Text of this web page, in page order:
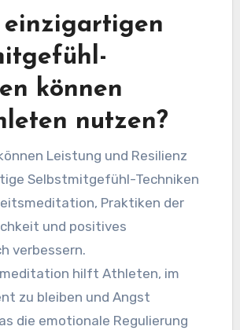
die Athleten ermutigt,
anzunehmen und aus
lernen.
einzigartigen
können
nutzen?
Leistung und Resilienz
Selbstmitgefühl-Techniken